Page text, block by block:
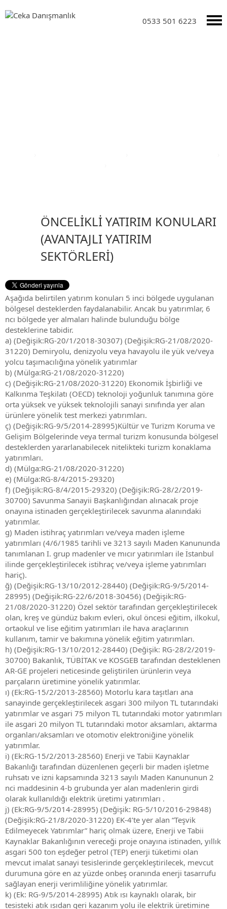
0533 501 6223
ÖNCELİKLİ YATIRIM KONULARI
(AVANTAJLI YATIRIM
SEKTÖRLERİ)
Aşağıda belirtilen yatırım konuları 5 inci bölgede uygulanan
bölgesel desteklerden faydalanabilir. Ancak bu yatırımlar, 6
ncı bölgede yer almaları halinde bulunduğu bölge
desteklerine tabidir.
a) (Değişik:RG-20/1/2018-30307) (Değişik:RG-21/08/2020-
31220) Demiryolu, denizyolu veya havayolu ile yük ve/veya
yolcu taşımacılığına yönelik yatırımlar
b) (Mülga:RG-21/08/2020-31220)
c) (Değişik:RG-21/08/2020-31220) Ekonomik İşbirliği ve
Kalkınma Teşkilatı (OECD) teknoloji yoğunluk tanımına göre
orta yüksek ve yüksek teknolojili sanayi sınıfında yer alan
ürünlere yönelik test merkezi yatırımları.
ç) (Değişik:RG-9/5/2014-28995)Kültür ve Turizm Koruma ve
Gelişim Bölgelerinde veya termal turizm konusunda bölgesel
desteklerden yararlanabilecek nitelikteki turizm konaklama
yatırımları.
d) (Mülga:RG-21/08/2020-31220)
e) (Mülga:RG-8/4/2015-29320)
f) (Değişik:RG-8/4/2015-29320) (Değişik:RG-28/2/2019-
30700) Savunma Sanayii Başkanlığından alınacak proje
onayına istinaden gerçekleştirilecek savunma alanındaki
yatırımlar.
g) Maden istihraç yatırımları ve/veya maden işleme
yatırımları (4/6/1985 tarihli ve 3213 sayılı Maden Kanununda
tanımlanan I. grup madenler ve mıcır yatırımları ile İstanbul
ilinde gerçekleştirilecek istihraç ve/veya işleme yatırımları
hariç).
ğ) (Değişik:RG-13/10/2012-28440) (Değişik:RG-9/5/2014-
28995) (Değişik:RG-22/6/2018-30456) (Değişik:RG-
21/08/2020-31220) Özel sektör tarafından gerçekleştirilecek
olan, kreş ve gündüz bakım evleri, okul öncesi eğitim, ilkokul,
ortaokul ve lise eğitim yatırımları ile hava araçlarının
kullanım, tamir ve bakımına yönelik eğitim yatırımları.
h) (Değişik:RG-13/10/2012-28440) (Değişik: RG-28/2/2019-
30700) Bakanlık, TÜBİTAK ve KOSGEB tarafından desteklenen
AR-GE projeleri neticesinde geliştirilen ürünlerin veya
parçaların üretimine yönelik yatırımlar.
ı) (Ek:RG-15/2/2013-28560) Motorlu kara taşıtları ana
sanayinde gerçekleştirilecek asgari 300 milyon TL tutarındaki
yatırımlar ve asgari 75 milyon TL tutarındaki motor yatırımları
ile asgari 20 milyon TL tutarındaki motor aksamları, aktarma
organları/aksamları ve otomotiv elektroniğine yönelik
yatırımlar.
i) (Ek:RG-15/2/2013-28560) Enerji ve Tabii Kaynaklar
Bakanlığı tarafından düzenlenen geçerli bir maden işletme
ruhsatı ve izni kapsamında 3213 sayılı Maden Kanununun 2
nci maddesinin 4-b grubunda yer alan madenlerin girdi
olarak kullanıldığı elektrik üretimi yatırımları .
j) (Ek:RG-9/5/2014-28995) (Değişik: RG-5/10/2016-29848)
(Değişik:RG-21/8/2020-31220) EK-4’te yer alan “Teşvik
Edilmeyecek Yatırımlar” hariç olmak üzere, Enerji ve Tabii
Kaynaklar Bakanlığının vereceği proje onayına istinaden, yıllık
asgari 500 ton eşdeğer petrol (TEP) enerji tüketimi olan
mevcut imalat sanayi tesislerinde gerçekleştirilecek, mevcut
durumuna göre en az yüzde onbeş oranında enerji tasarrufu
sağlayan enerji verimliliğine yönelik yatırımlar.
k) (Ek: RG-9/5/2014-28995) Atık ısı kaynaklı olarak, bir
tesisteki atık ısıdan geri kazanım yolu ile elektrik üretimine